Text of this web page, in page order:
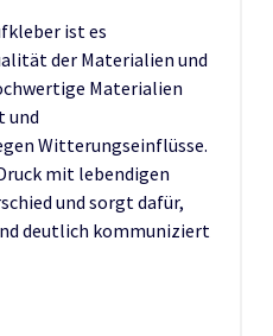
ist es
der Materialien und
Materialien
und
Witterungseinflüsse.
mit lebendigen
und sorgt dafür,
deutlich kommuniziert